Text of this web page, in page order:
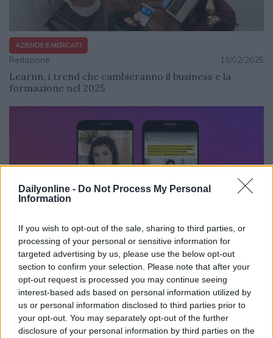
Dailyonline - Do Not Process My Personal
Information
If you wish to opt-out of the sale, sharing to third parties, or
processing of your personal or sensitive information for
targeted advertising by us, please use the below opt-out
section to confirm your selection. Please note that after your
opt-out request is processed you may continue seeing
interest-based ads based on personal information utilized by
us or personal information disclosed to third parties prior to
your opt-out. You may separately opt-out of the further
disclosure of your personal information by third parties on the
AZIENDE E MERCATI
Redazione 10/02/2025
Learnn, i trend che cambieranno il business e la
formazione nel 2025
AZIENDE E MERCATI
Redazione 06/02/2025
Mediamond insieme a Samsung per promuovere le
discipline STEM fra la Gen Z